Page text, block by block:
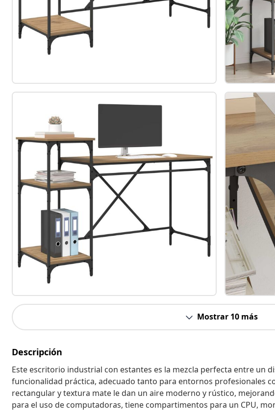
Mostrar 10 más
Descripción
Este escritorio industrial con estantes es la mezcla perfecta entre un
funcionalidad práctica, adecuado tanto para entornos profesionales
rectangular y textura mate le dan un aire moderno y rústico,
para el uso de computadoras, tiene compartimentos para un CPU,